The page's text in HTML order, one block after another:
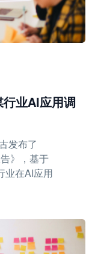
业AI应用调
发布了
》，基于
业在AI应用